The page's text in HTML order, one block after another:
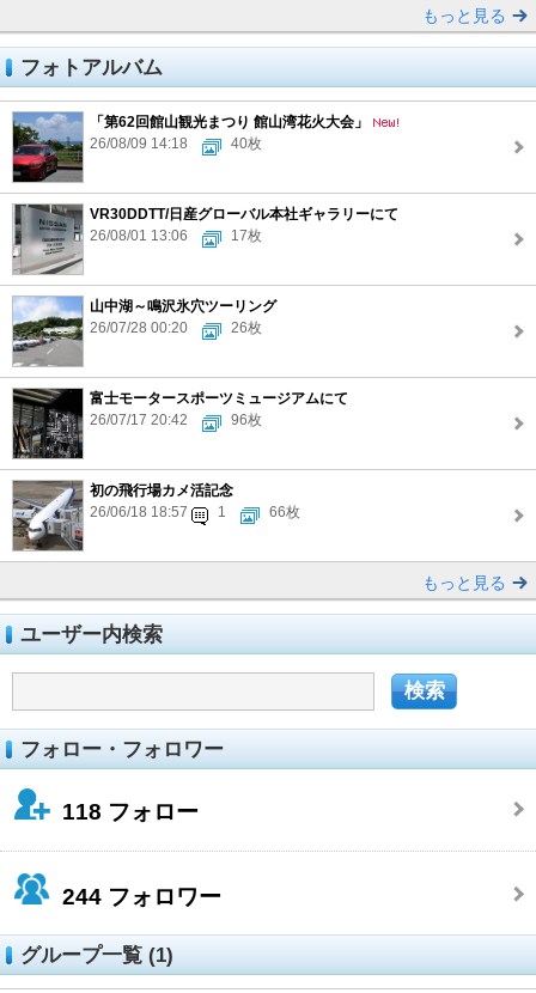
もっと見る
フォトアルバム
「第62回館山観光まつり 館山湾花火大会」
26/08/09 14:18
40枚
VR30DDTT/日産グローバル本社ギャラリーにて
26/08/01 13:06
17枚
山中湖～鳴沢氷穴ツーリング
26/07/28 00:20
26枚
富士モータースポーツミュージアムにて
26/07/17 20:42
96枚
初の飛行場カメ活記念
26/06/18 18:57
1 66枚
もっと見る
ユーザー内検索
フォロー・フォロワー
118 フォロー
244 フォロワー
グループ一覧 (1)